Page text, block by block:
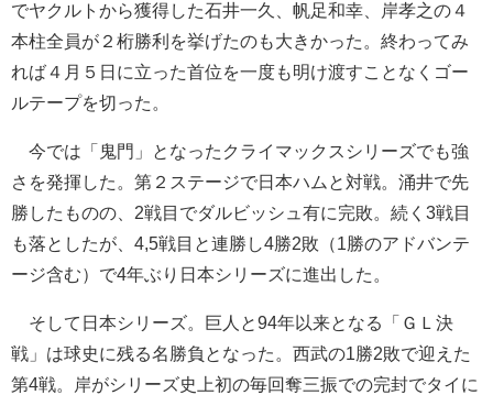
でヤクルトから獲得した石井一久、帆足和幸、岸孝之の４
本柱全員が２桁勝利を挙げたのも大きかった。終わってみ
れば４月５日に立った首位を一度も明け渡すことなくゴー
ルテープを切った。
今では「鬼門」となったクライマックスシリーズでも強
さを発揮した。第２ステージで日本ハムと対戦。涌井で先
勝したものの、2戦目でダルビッシュ有に完敗。続く3戦目
も落としたが、4,5戦目と連勝し4勝2敗（1勝のアドバンテ
ージ含む）で4年ぶり日本シリーズに進出した。
そして日本シリーズ。巨人と94年以来となる「ＧＬ決
戦」は球史に残る名勝負となった。西武の1勝2敗で迎えた
第4戦。岸がシリーズ史上初の毎回奪三振での完封でタイに